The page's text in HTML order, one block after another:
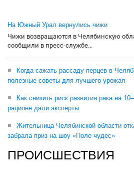
На Южный Урал вернулись чижи
Чижи возвращаются в Челябинскую
сообщили в пресс-службе...
Когда сажать рассаду перцев в
полезные советы для лучшего урожая
Как снизить риск развития рака на
рационе дали эксперты
Жительница Челябинской области
забрала приз на шоу «Поле чудес»
ПРОИСШЕСТВИЯ